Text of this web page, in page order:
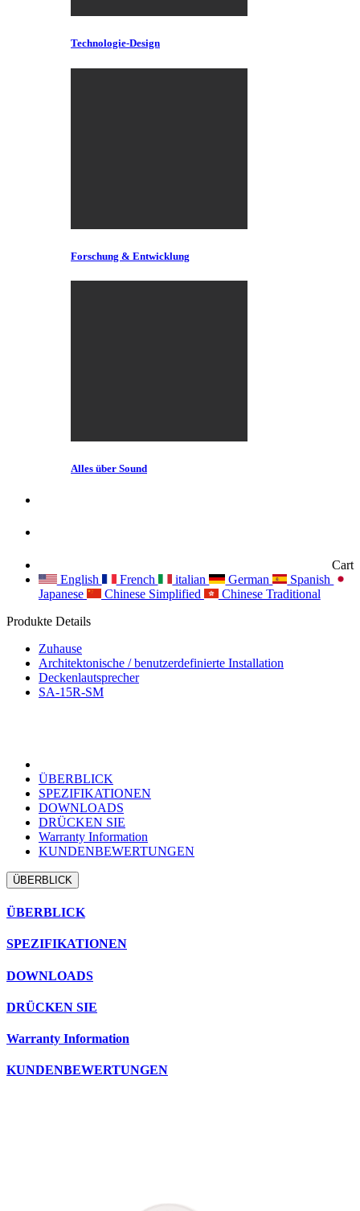
Technologie-Design
Forschung & Entwicklung
Alles über Sound
Cart
English
French italian German
Spanish
Japanese
Chinese Simplified
Chinese Traditional
Produkte Details
Zuhause
Architektonische / benutzerdefinierte Installation
Deckenlautsprecher
SA-15R-SM
ÜBERBLICK
SPEZIFIKATIONEN
DOWNLOADS
DRÜCKEN SIE
Warranty Information
KUNDENBEWERTUNGEN
ÜBERBLICK
ÜBERBLICK
SPEZIFIKATIONEN
DOWNLOADS
DRÜCKEN SIE
Warranty Information
KUNDENBEWERTUNGEN